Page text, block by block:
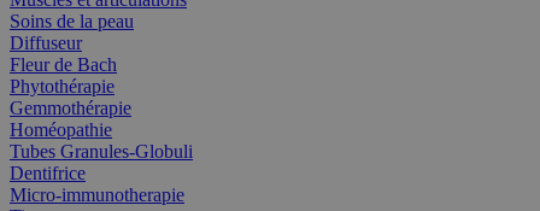
Soins de la peau
Diffuseur
Fleur de Bach
Phytothérapie
Gemmothérapie
Homéopathie
Tubes Granules-Globuli
Dentifrice
Micro-immunotherapie